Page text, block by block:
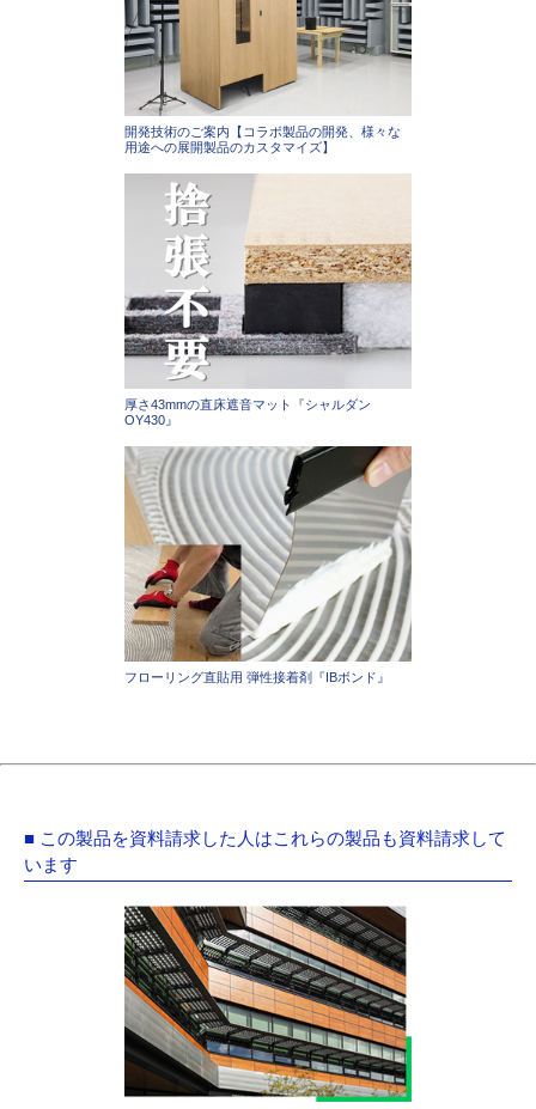
開発技術のご案内【コラボ製品の開発、様々な
用途への展開製品のカスタマイズ】
厚さ43mmの直床遮音マット『シャルダン
OY430』
フローリング直貼用 弾性接着剤『IBボンド』
■ この製品を資料請求した人はこれらの製品も資料請求して
います